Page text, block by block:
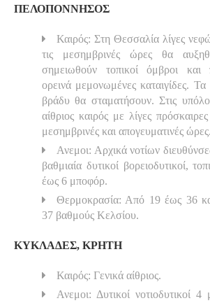
ΠΕΛΟΠΟΝΝΗΣΟΣ
Καιρός: Στη Θεσσαλία λίγες
τις μεσημβρινές ώρες θα
σημειωθούν τοπικοί όμβροι και
ορεινά μεμονωμένες καταιγίδες.
βράδυ θα σταματήσουν. Στις
αίθριος καιρός με λίγες
μεσημβρινές και απογευματινές ώρες.
Ανεμοι: Αρχικά νοτίων
βαθμιαία δυτικοί βορειοδυτικοί,
έως 6 μποφόρ.
Θερμοκρασία: Από 19 έως 36
37 βαθμούς Κελσίου.
ΚΥΚΛΑΔΕΣ, ΚΡΗΤΗ
Καιρός: Γενικά αίθριος.
Ανεμοι: Δυτικοί νοτιοδυτικοί